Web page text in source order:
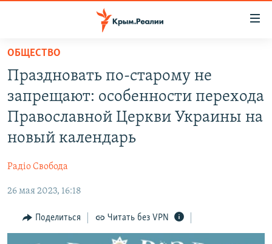
Вернуться
основному
содержанию
Вернутся
главной
Вернутся
СПЕЦПРОЕКТЫ
КАРТА ВОЕННЫХ ОБЪЕКТОВ КРЫМА
ВОДА
ИСТОРИЯ
ИНФОГРАФИКА
ТЕЛЕПРОЕКТ КРЫМ.РЕАЛИИ
СОВЕТЫ ПРАВОЗАЩИТНИКОВ
РАДІО СВОБОДА
КАК ОБОЙТИ БЛОКИРОВКУ
ОБЩЕСТВО
Праздновать по-старому не
запрещают: особенности перехода
Православной Церкви Украины на
новый календарь
Радіо Свобода
26 мая 2023, 16:18
Поделиться Читать без VPN